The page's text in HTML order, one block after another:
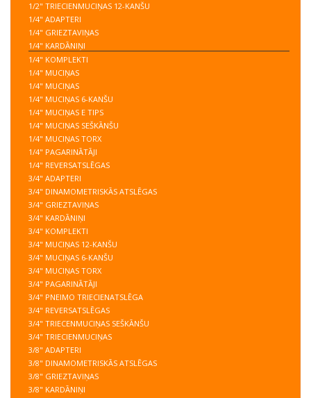
1/2" TRIECIENMUCIŅAS 12-KANŠU
1/4" ADAPTERI
1/4" GRIEZTAVIŅAS
1/4" KARDĀNIŅI
1/4" KOMPLEKTI
1/4" MUCIŅAS
1/4" MUCIŅAS
1/4" MUCIŅAS 6-KANŠU
1/4" MUCIŅAS E TIPS
1/4" MUCIŅAS SEŠKĀNŠU
1/4" MUCIŅAS TORX
1/4" PAGARINĀTĀJI
1/4" REVERSATSLĒGAS
3/4" ADAPTERI
3/4" DINAMOMETRISKĀS ATSLĒGAS
3/4" GRIEZTAVIŅAS
3/4" KARDĀNIŅI
3/4" KOMPLEKTI
3/4" MUCIŅAS 12-KANŠU
3/4" MUCIŅAS 6-KANŠU
3/4" MUCIŅAS TORX
3/4" PAGARINĀTĀJI
3/4" PNEIMO TRIECIENATSLĒGA
3/4" REVERSATSLĒGAS
3/4" TRIECENMUCIŅAS SEŠKĀNŠU
3/4" TRIECIENMUCIŅAS
3/8" ADAPTERI
3/8" DINAMOMETRISKĀS ATSLĒGAS
3/8" GRIEZTAVIŅAS
3/8" KARDĀNIŅI